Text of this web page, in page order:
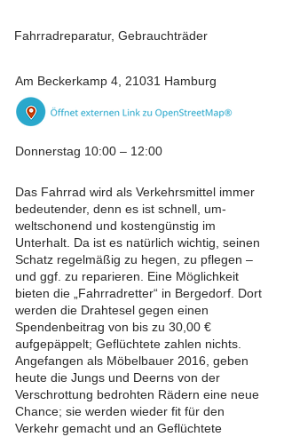
Fahrradreparatur, Gebrauchträder
Am Beckerkamp 4, 21031 Hamburg
Donnerstag 10:00 – 12:00
Das Fahrrad wird als Verkehrsmittel immer
bedeutender, denn es ist schnell, um-
weltschonend und kostengünstig im
Unterhalt. Da ist es natürlich wichtig, seinen
Schatz regelmäßig zu hegen, zu pflegen –
und ggf. zu reparieren. Eine Möglichkeit
bieten die „Fahrradretter“ in Bergedorf. Dort
werden die Drahtesel gegen einen
Spendenbeitrag von bis zu 30,00 €
aufgepäppelt; Geflüchtete zahlen nichts.
Angefangen als Möbelbauer 2016, geben
heute die Jungs und Deerns von der
Verschrottung bedrohten Rädern eine neue
Chance; sie werden wieder fit für den
Verkehr gemacht und an Geflüchtete